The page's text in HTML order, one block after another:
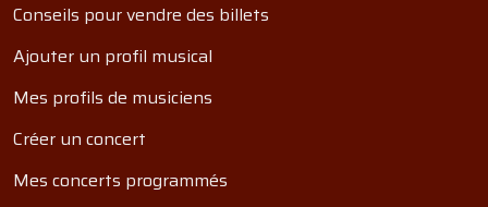
Conseils pour vendre des billets
Ajouter un profil musical
Mes profils de musiciens
Créer un concert
Mes concerts programmés